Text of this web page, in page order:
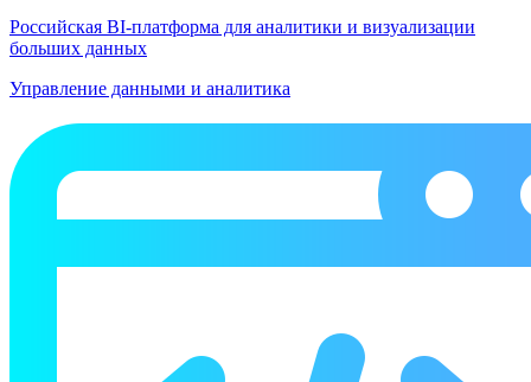
Российская BI-платформа для аналитики и визуализации
больших данных
Управление данными и аналитика